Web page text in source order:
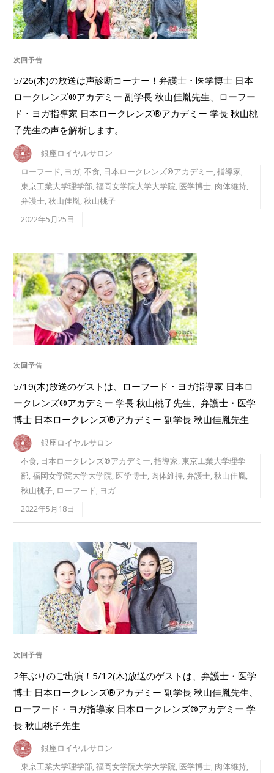
次回予告
5/26(木)の放送は声診断コーナー！弁護士・医学博士 日本
ロークレンズ®アカデミー 副学長 秋山佳胤先生、ローフー
ド・ヨガ指導家 日本ロークレンズ®︎アカデミー 学長 秋山桃
子先生の声を解析します。
銀座ロイヤルサロン
ローフード, ヨガ,不食, 日本ロークレンズ®︎アカデミー,指導家,
東京工業大学理学部,福岡女学院大学大学院, 医学博士, 肉体維持,
弁護士,秋山佳胤,秋山桃子
2022年5月25日
次回予告
5/19(木)放送のゲストは、ローフード・ヨガ指導家 日本ロ
ークレンズ®︎アカデミー 学長 秋山桃子先生、弁護士・医学
博士 日本ロークレンズ®アカデミー 副学長 秋山佳胤先生
銀座ロイヤルサロン
不食, 日本ロークレンズ®︎アカデミー,指導家,東京工業大学理学
部,福岡女学院大学大学院, 医学博士, 肉体維持,弁護士,秋山佳胤,
秋山桃子, ローフード, ヨガ
2022年5月18日
次回予告
2年ぶりのご出演！5/12(木)放送のゲストは、弁護士・医学
博士 日本ロークレンズ®アカデミー 副学長 秋山佳胤先生、
ローフード・ヨガ指導家 日本ロークレンズ®︎アカデミー 学
長 秋山桃子先生
銀座ロイヤルサロン
東京工業大学理学部,福岡女学院大学大学院, 医学博士, 肉体維持,